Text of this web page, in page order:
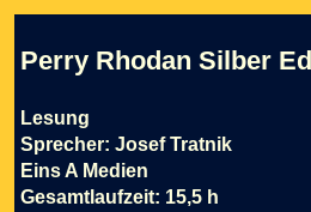
Perry Rhodan Silber
Lesung
Sprecher: Josef Tratnik
Eins A Medien
Gesamtlaufzeit: 15,5 h